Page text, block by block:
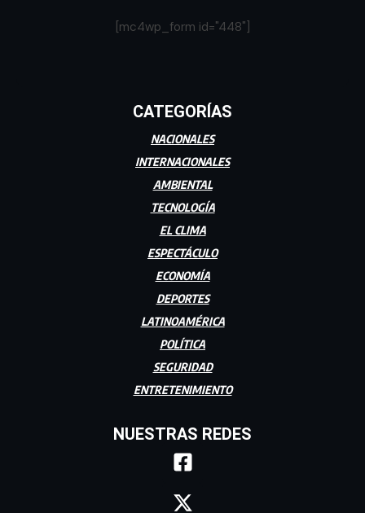
[mc4wp_form id="448"]
CATEGORÍAS
NACIONALES
INTERNACIONALES
AMBIENTAL
TECNOLOGÍA
EL CLIMA
ESPECTÁCULO
ECONOMÍA
DEPORTES
LATINOAMÉRICA
POLÍTICA
SEGURIDAD
ENTRETENIMIENTO
NUESTRAS REDES